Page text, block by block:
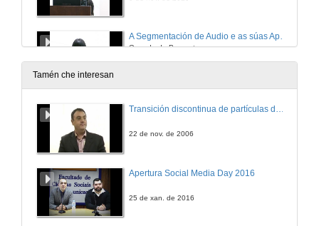
A Segmentación de Audio e as súas Aplicacions na Caracterización de Locutores
Quenda de Preguntas
8 de nov. de 2013
Conferencia
Quenda de Preguntas
Tamén che interesan
Transición discontinua de partículas de microgel termosensible
22 de nov. de 2006
Apertura Social Media Day 2016
25 de xan. de 2016